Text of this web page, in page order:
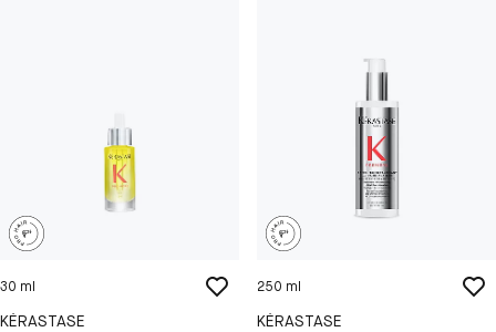
30 ml
KÉRASTASE
250 ml
KÉRASTASE